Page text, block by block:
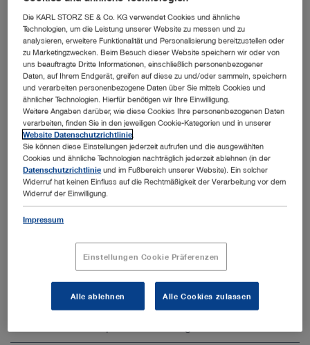
MIVAT
TOETVA
ABBA
Andere Kategorien innerhalb
Allgemein- und Viszeralchirurgie
Laparoskopische Allgemein- und
Viszeralchirurgie
Kolorektale Chirurgie
Die KARL STORZ SE & Co. KG verwendet Cookies und ähnliche
Technologien, um die Leistung unserer Website zu messen und zu
analysieren, erweitere Funktionalität und Personalisierung bereitzustellen oder
zu Marketingzwecken. Beim Besuch dieser Website speichern wir oder von
uns beauftragte Dritte Informationen, einschließlich personenbezogener
Daten, auf Ihrem Endgerät, greifen auf diese zu und/oder sammeln, speichern
und verarbeiten personenbezogene Daten über Sie mittels Cookies und
ähnlicher Technologien. Hierfür benötigen wir Ihre Einwilligung.
Weitere Angaben darüber, wie diese Cookies Ihre personenbezogenen Daten
verarbeiten, finden Sie in den jeweiligen Cookie-Kategorien und in unserer
Website Datenschutzrichtlinie.
Sie können diese Einstellungen jederzeit aufrufen und die ausgewählten
Cookies und ähnliche Technologien nachträglich jederzeit ablehnen (in der
Datenschutzrichtlinie und im Fußbereich unserer Website). Ein solcher
Widerruf hat keinen Einfluss auf die Rechtmäßigkeit der Verarbeitung vor dem
Widerruf der Einwilligung.
Impressum
Einstellungen Cookie Präferenzen
Alle ablehnen Alle Cookies zulassen